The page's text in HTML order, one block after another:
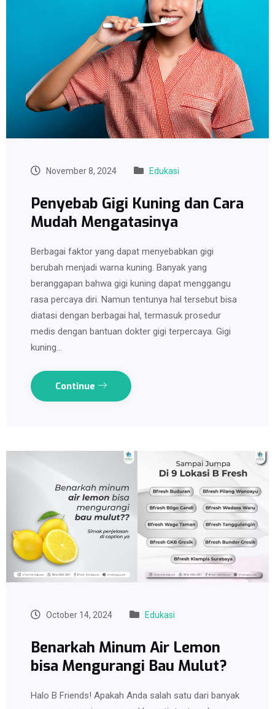
November 8, 2024 Edukasi
Penyebab Gigi Kuning dan Cara
Mudah Mengatasinya
Berbagai faktor yang dapat menyebabkan gigi
berubah menjadi warna kuning. Banyak yang
beranggapan bahwa gigi kuning dapat menggangu
rasa percaya diri. Namun tentunya hal tersebut bisa
diatasi dengan berbagai hal, termasuk prosedur
medis dengan bantuan dokter gigi terpercaya. Gigi
kuning…
Continue
October 14, 2024 Edukasi
Benarkah Minum Air Lemon
bisa Mengurangi Bau Mulut?
Halo B Friends! Apakah Anda salah satu dari banyak